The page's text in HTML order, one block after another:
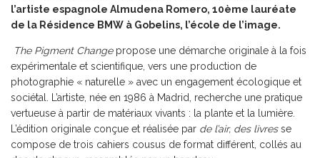
l’artiste espagnole Almudena Romero, 10ème lauréate
de la Résidence BMW à Gobelins, l’école de l’image.
The Pigment Changepropose une démarche originale à la fois
expérimentale et scientifique, vers une production de
photographie « naturelle » avec un engagement écologique et
sociétal. L’artiste, née en 1986 à Madrid, recherche une pratique
vertueuse à partir de matériaux vivants : la plante et la lumière.
L’édition originale conçue et réalisée par de l’air, des livresse
compose de trois cahiers cousus de format différent, collés au